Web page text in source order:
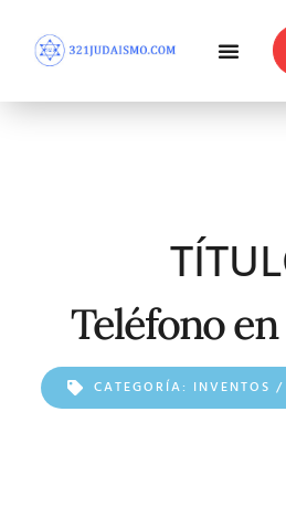
Teléfono en
CATEGORÍA: INVENTOS